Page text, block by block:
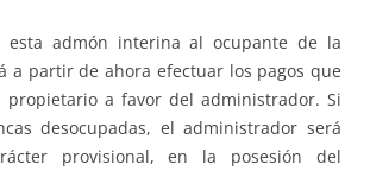
esta admón interina al ocupante de la
a partir de ahora efectuar los pagos que
propietario a favor del administrador. Si
desocupadas, el administrador será
provisional, en la posesión del